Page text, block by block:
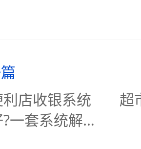
店收银系统
一套系统解决
超